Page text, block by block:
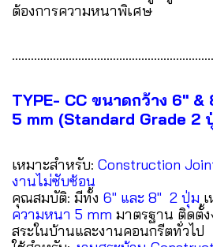
ต้องการความหนาพิเศษ
TYPE- CC ขนาดกว้าง 6"
5 mm (Standard Grade 2
เหมาะสำหรับ: Construction
งานไม่ซับซ้อน
คุณสมบัติ: มีทั้ง 6" และ 8" 2 ปุ่ม
ความหนา 5 mm มาตรฐาน ติดตั้
สระในบ้านและงานคอนกรีตทั่วไป